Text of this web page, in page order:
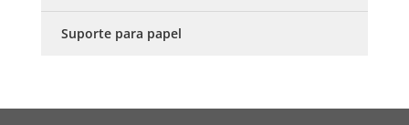
Suporte para papel